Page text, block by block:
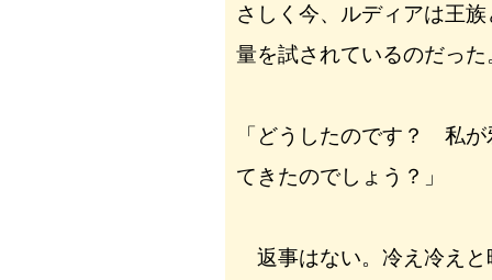
さしく今、ルディアは王
量を試されているのだった
「どうしたのです？ 私が
てきたのでしょう？」
返事はない。冷え冷えと